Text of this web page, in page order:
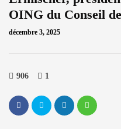
OING du Conseil
décembre 3, 2025
906 1